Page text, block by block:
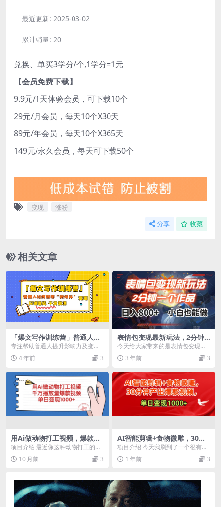
最近更新: 2025-03-02
累计销量: 20
兑换、单买3学分/个,1学分=1元
【会员免费下载】
9.9元/1天体验会员，可下载10个
29元/月会员，每天10个X30天
89元/年会员，每天10个X365天
149元/永久会员，每天可下载50个
变现 涨粉
分享 收藏
相关文章
「爆文写作训练营」普通人如
何利用新媒体变现，只讲赚钱
干货满满（70节课)
专注帮助普通人提升影响力及变现
力 利用新媒体放大个人价值和影响
他人 适合人群： ...
4 年前 3
表情包变现最新玩法，2分钟
一个视频，日入800+，小白也
能做
今天给大家带来的是表情包变现的
最新玩法。我们在抖音快手发布表
情包视频，吸引用户换...
3 年前 3
用Ai做动物打工视频，爆款视
频，千万播放量，单日变现10
00+
项目介绍 最近像这种动物打工的视
频非常火，有的账号光靠这一个赛
道，赚的“盆满钵满...
10 月前 3
AI智能剪辑+食物微雕，30分
钟产出爆款视频，单日变现10
00+
项目介绍 今天我刷到了一个很有趣
的账号，看到了一个异常值。一个
爆款的 10 万+...
1 年前 3